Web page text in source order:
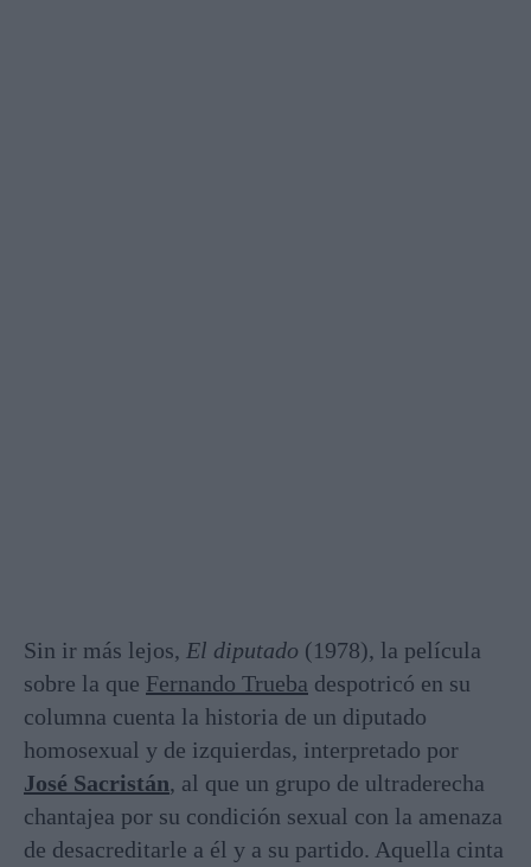
Sin ir más lejos, El diputado (1978), la película
sobre la que Fernando Trueba despotricó en su
columna cuenta la historia de un diputado
homosexual y de izquierdas, interpretado por
José Sacristán, al que un grupo de ultraderecha
chantajea por su condición sexual con la amenaza
de desacreditarle a él y a su partido. Aquella cinta